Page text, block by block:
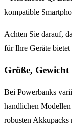
kompatible
Achten Sie darauf,
für Ihre Geräte
Größe, Gewicht
Bei Powerbanks
handlichen
robusten Akkupacks